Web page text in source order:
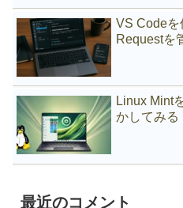
VS Codeを
Requestを
Linux Mint
かしてみる
最近のコメント